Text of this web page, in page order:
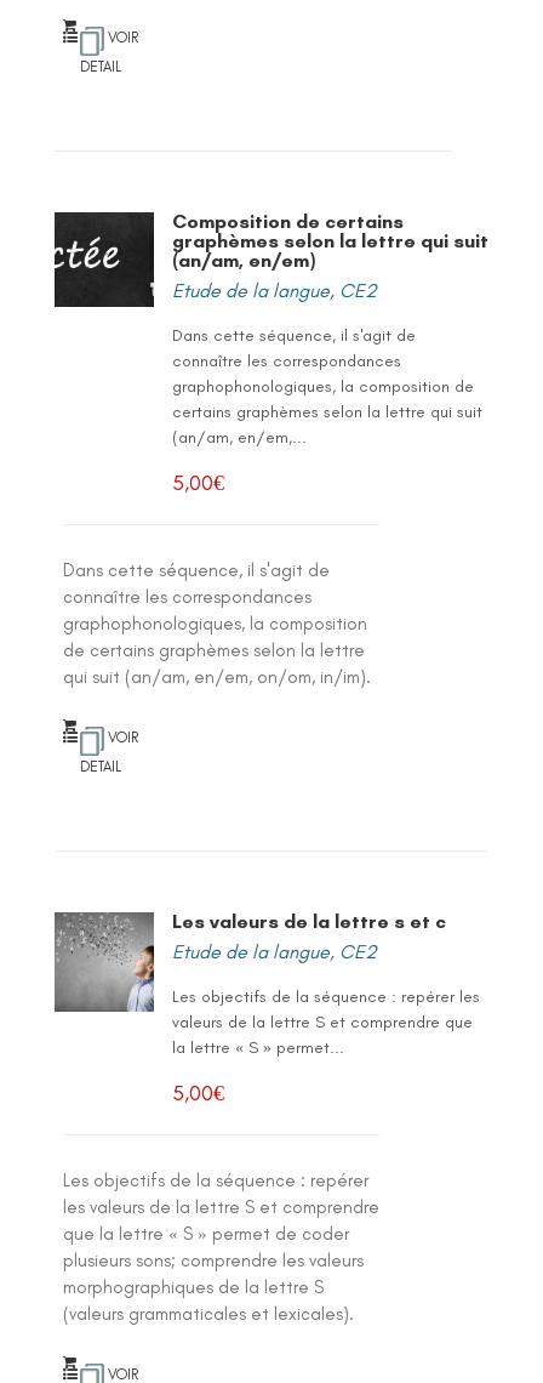
VOIR
DETAIL
Composition de certains
graphèmes selon la lettre qui suit
(an/am, en/em)
Etude de la langue, CE2
Dans cette séquence, il s'agit de
connaître les correspondances
graphophonologiques, la composition de
certains graphèmes selon la lettre qui suit
(an/am, en/em,...
5,00€
Dans cette séquence, il s'agit de
connaître les correspondances
graphophonologiques, la composition
de certains graphèmes selon la lettre
qui suit (an/am, en/em, on/om, in/im).
VOIR
DETAIL
Les valeurs de la lettre s et c
Etude de la langue, CE2
Les objectifs de la séquence : repérer les
valeurs de la lettre S et comprendre que
la lettre « S » permet...
5,00€
Les objectifs de la séquence : repérer
les valeurs de la lettre S et comprendre
que la lettre « S » permet de coder
plusieurs sons; comprendre les valeurs
morphographiques de la lettre S
(valeurs grammaticales et lexicales).
VOIR